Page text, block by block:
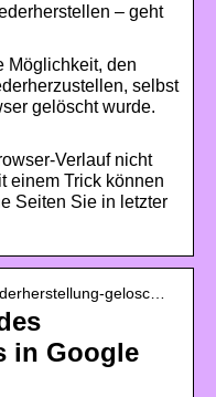
– geht
Möglichkeit, den
selbst
gelöscht wurde.
Verlauf nicht
einem Trick können
Seiten Sie in letzter
gelosc…
in Google